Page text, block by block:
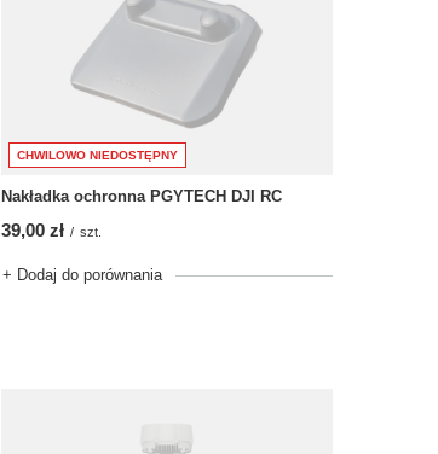
CHWILOWO NIEDOSTĘPNY
Nakładka ochronna PGYTECH DJI RC
39,00 zł / szt.
+ Dodaj do porównania